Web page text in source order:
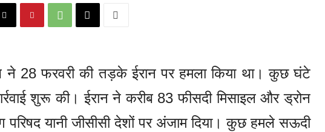
ने 28 फरवरी की तड़के ईरान पर हमला किया था। कुछ घंटे
शुरू की। ईरान ने करीब 83 फीसदी मिसाइल और ड्रोन
परिषद यानी जीसीसी देशों पर अंजाम दिया। कुछ हमले सऊदी